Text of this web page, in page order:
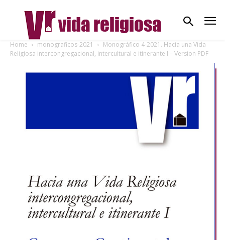
Home monograficos-2021
Monográfico 4-2021. Hacia una Vida
Religiosa intercongregacional, intercultural e itinerante I – Version PDF